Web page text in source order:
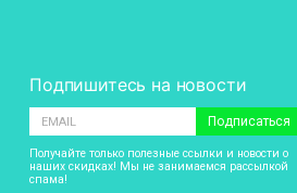
Подпишитесь на новости
Подписаться
Получайте только полезные ссылки и новости о
наших скидках! Мы не занимаемся рассылкой
спама!